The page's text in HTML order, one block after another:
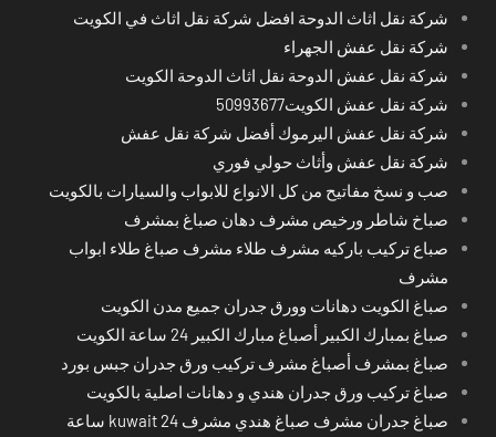
شركة نقل اثاث الدوحة افضل شركة نقل اثاث في الكويت
شركة نقل عفش الجهراء
شركة نقل عفش الدوحة نقل اثاث الدوحة الكويت
شركة نقل عفش الكويت50993677
شركة نقل عفش اليرموك أفضل شركة نقل عفش
شركة نقل عفش وأثاث حولي فوري
صب و نسخ مفاتيح من كل الانواع للابواب والسيارات بالكويت
صباخ شاطر ورخيص مشرف دهان صباغ بمشرف
صباع تركيب باركيه مشرف طلاء مشرف صباغ طلاء ابواب
مشرف
صباغ الكويت دهانات وورق جدران جميع مدن الكويت
صباغ بمبارك الكبير أصباغ مبارك الكبير 24 ساعة الكويت
صباغ بمشرف أصباغ مشرف تركيب ورق جدران جبس بورد
صباغ تركيب ورق جدران هندي و دهانات اصلية بالكويت
صباغ جدران مشرف صباغ هندي مشرف kuwait 24 ساعة